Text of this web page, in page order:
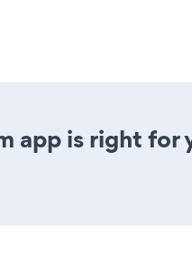
is right for